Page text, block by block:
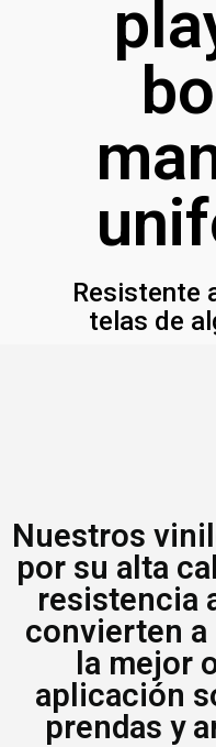
Resistente
telas de
Nuestros
por su alta
resistencia
convierten
la mejor
aplicación
prendas y